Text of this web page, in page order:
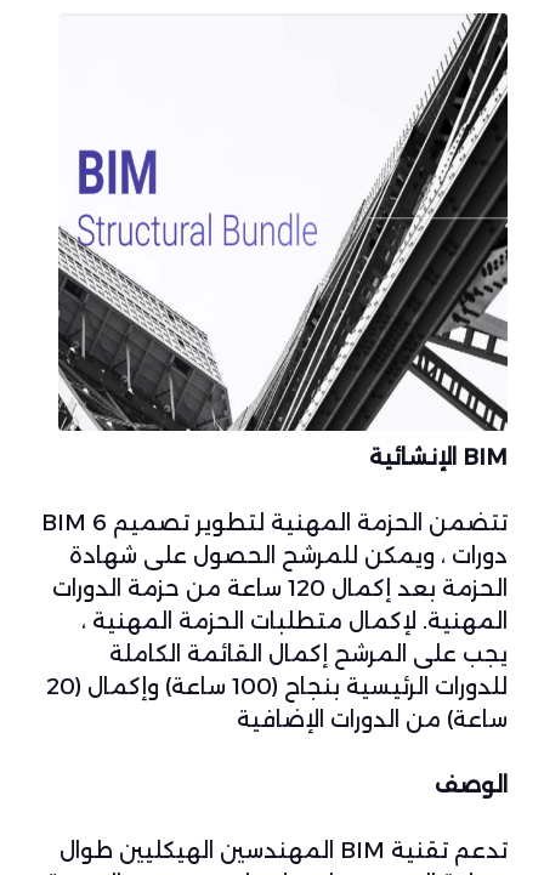
BIM الإنشائية
تتضمن الحزمة المهنية لتطوير تصميم BIM 6
دورات ، ويمكن للمرشح الحصول على شهادة
الحزمة بعد إكمال 120 ساعة من حزمة الدورات
المهنية. لإكمال متطلبات الحزمة المهنية ،
يجب على المرشح إكمال القائمة الكاملة
للدورات الرئيسية بنجاح (100 ساعة) وإكمال (20
ساعة) من الدورات الإضافية
الوصف
تدعم تقنية BIM المهندسين الهيكليين طوال